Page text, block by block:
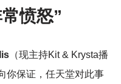
愤怒”
（现主持Kit & Krysta播
你保证，任天堂对此事